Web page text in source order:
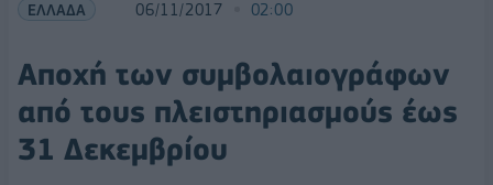
ΕΛΛΑΔΑ 06/11/2017 02:00
Αποχή των συμβολαιογράφων
από τους πλειστηριασμούς έως
31 Δεκεμβρίου